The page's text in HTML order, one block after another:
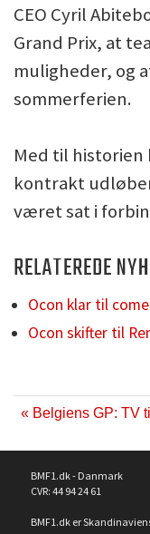
CEO Cyril
Grand Prix, at
muligheder, og
sommerferien.
Med til
kontrakt
været sat i
RELATEREDE
Ocon klar til
Ocon skifter til
« Belgiens GP: TV
BMF1.dk - Danmark
CVR: 44 94 24 61
BMF1.dk er